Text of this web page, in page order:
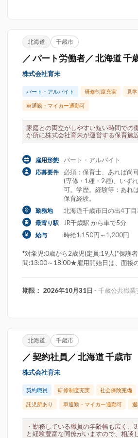
北海道 千歳市
／ パート労働者／ 北海道 千
株式会社育未
パート・アルバイト 研修制度充実 見
車通勤・マイカー通勤可
家庭との両立がしやすい短い時間での
か所に株式会社育未が運営する保育施
雇用形態 パート・アルバイト
応募要件
必須：保育士、あれば尚
(専修・1種・2種)、いず
可。学歴。経験等：あれ
保育経験。
勤務地 北海道千歳市日の出4丁目
最寄り駅 JR千歳駅 から車で5分
給与 時給1,150円～1,200円
*対象児:0歳から2歳児(定員:19人)*保護
間:13:00～18:00★雇用開始日は、面接
期限： 2026年10月31日 - 千歳公共職業
北海道 千歳市
／ 契約社員／ 北海道 千歳市
株式会社育未
契約職員 研修制度充実 社会保険完備
託児所あり 車通勤・マイカー通勤可
・勤務している職員の年齢幅も広く、
と経験豊富な同僚がいますので、相談